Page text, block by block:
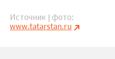
Источник | фото
www.tatarstan.ru